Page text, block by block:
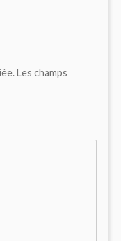
Les champs